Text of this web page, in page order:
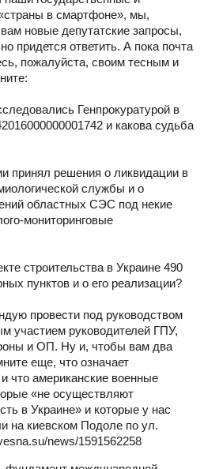
в смартфоне», мы,
новые депутатские запросы,
придется ответить. А пока почта
пожалуйста, своим тесным и
Генпрокуратурой в
и какова судьба
принял решения о ликвидации в
службы и о
областных СЭС под некие
мониторинговые
строительства в Украине 490
пунктов и о его реализации?
провести под руководством
участием руководителей ГПУ,
и ОП. Ну и, чтобы вам два
еще, что означает
что американские военные
«не осуществляют
в Украине» и которые у нас
на киевском Подоле по ул.
news/1591562258